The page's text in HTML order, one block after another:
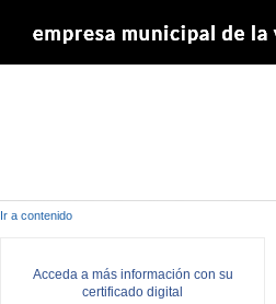
Ir a contenido
Acceda a más información con su
certificado digital